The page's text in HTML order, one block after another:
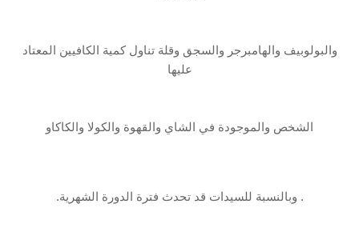
والبولوبيف والهامبرجر والسجق وقلة تناول كمية‎ ‎الكافيين المعتاد
‏عليها
الشخص والموجودة في الشاي والقهوة والكولا والكاكاو‏‎
. ‎وبالنسبة للسيدات قد تحدث فترة ‏الدورة الشهرية.‏